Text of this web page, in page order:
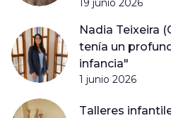
19 junio 2026
Nadia Teixeira
tenía un
infancia"
1 junio 2026
Talleres